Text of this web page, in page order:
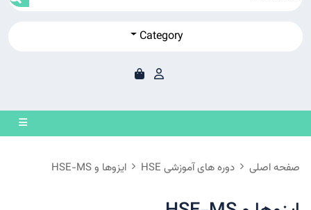
Category
صفحه اصلی دوره های آموزشی HSE ایزوها و HSE-MS